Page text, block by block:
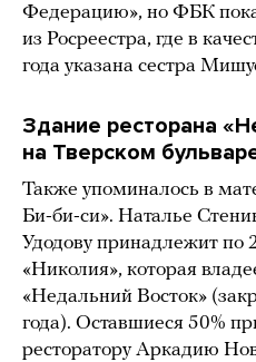
Федерацию», но ФБК
из Росреестра, где в
года указана сестра
Здание ресторана
на Тверском
Также упоминалось в
Би-би-си». Наталье
Удодову принадлежит по
«Николия», которая
«Недальний Восток»
года). Оставшиеся 50%
ресторатору Аркадию